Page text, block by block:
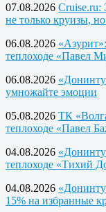
07.08.2026 Cruise.ru:
не только круизы,
06.08.2026
теплоходе «Павел
06.08.2026
умножайте эмоции
05.08.2026 ТК
теплоходе «Павел
04.08.2026
теплоходе «Тихий
04.08.2026
15% на избранные